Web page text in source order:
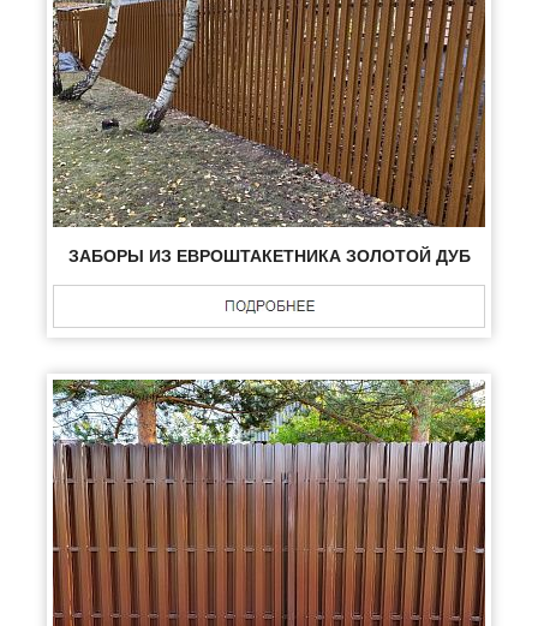
ЗАБОРЫ ИЗ ЕВРОШТАКЕТНИКА ЗОЛОТОЙ ДУБ